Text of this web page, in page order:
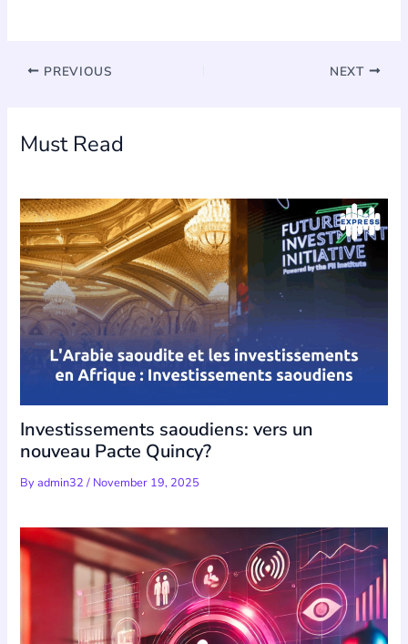
PREVIOUS NEXT
Must Read
Investissements saoudiens: vers un
nouveau Pacte Quincy?
Byadmin32/ November 19, 2025